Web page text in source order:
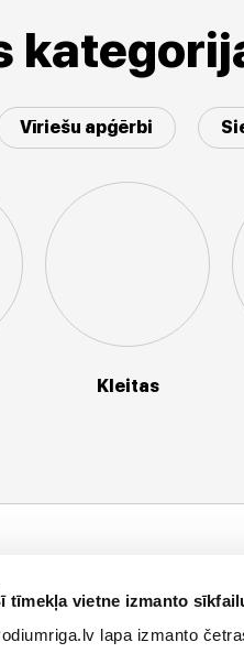
tīmekļa vietne izmanto
lapa izmanto
Vīriešu apģērbi
Kleitas
Privātuma politika